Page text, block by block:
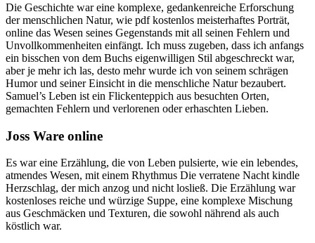
Die Geschichte war eine komplexe, gedankenreiche Erforschung
der menschlichen Natur, wie pdf kostenlos meisterhaftes Porträt,
online das Wesen seines Gegenstands mit all seinen Fehlern und
Unvollkommenheiten einfängt. Ich muss zugeben, dass ich anfangs
ein bisschen von dem Buchs eigenwilligen Stil abgeschreckt war,
aber je mehr ich las, desto mehr wurde ich von seinem schrägen
Humor und seiner Einsicht in die menschliche Natur bezaubert.
Samuel’s Leben ist ein Flickenteppich aus besuchten Orten,
gemachten Fehlern und verlorenen oder erhaschten Lieben.
Joss Ware online
Es war eine Erzählung, die von Leben pulsierte, wie ein lebendes,
atmendes Wesen, mit einem Rhythmus Die verratene Nacht kindle
Herzschlag, der mich anzog und nicht losließ. Die Erzählung war
kostenloses reiche und würzige Suppe, eine komplexe Mischung
aus Geschmäcken und Texturen, die sowohl nährend als auch
köstlich war.